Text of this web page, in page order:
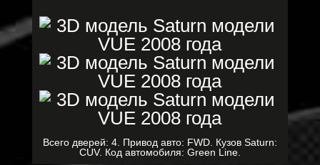
Всего дверей: 4. Привод авто: FWD. Кузов Saturn:
CUV. Код автомобиля: Green Line.